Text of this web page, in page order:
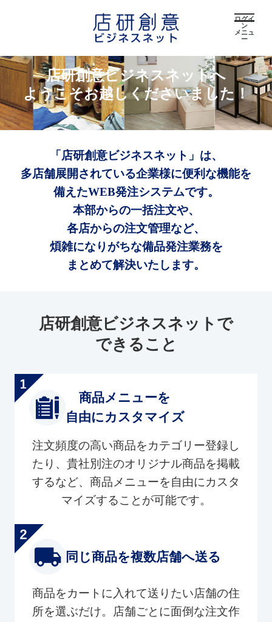
ログイ
ン
メニュ
ー
店研創意ビジネスネットへ
ようこそお越しくださいました！
「店研創意ビジネスネット」は、
多店舗展開されている企業様に便利な機能を
備えたWEB発注システムです。
本部からの一括注文や、
各店からの注文管理など、
煩雑になりがちな備品発注業務を
まとめて解決いたします。
店研創意ビジネスネットで
できること
商品メニューを
自由にカスタマイズ
注文頻度の高い商品をカテゴリー登録し
たり、貴社別注のオリジナル商品を掲載
するなど、商品メニューを自由にカスタ
マイズすることが可能です。
同じ商品を複数店舗へ送る
商品をカートに入れて送りたい店舗の住
所を選ぶだけ。店舗ごとに面倒な注文作